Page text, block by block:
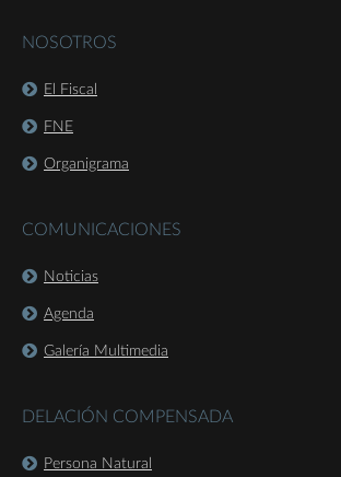
NOSOTROS
El Fiscal
FNE
Organigrama
COMUNICACIONES
Noticias
Agenda
Galería Multimedia
DELACIÓN COMPENSADA
Persona Natural